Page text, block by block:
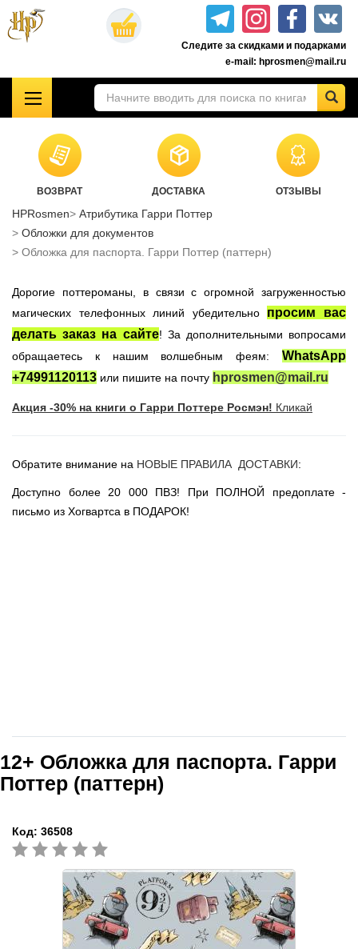
Перейти
Следите за скидками и подарками
e-mail: hprosmen@mail.ru
Комплекты книг о Гарри Поттере
Акционные товары к комплекту 7 книг Росмэн
Учебники Хогвартса
Настольные игры
Атрибутика Гарри Поттер
Новогодние игрушки
АКЦИИ САЙТА
Властелин Колец
Вселенная DC
Вселенная MARVEL
ВОЗВРАТ ДОСТАВКА ОТЗЫВЫ
HPRosmen
Атрибутика Гарри Поттер
Обложки для документов
Обложка для паспорта. Гарри Поттер (паттерн)
Дорогие поттероманы, в связи с огромной загруженностью
магических телефонных линий убедительно просим вас
делать заказ на сайте! За дополнительными вопросами
обращаетесь к нашим волшебным феям:
WhatsApp
+74991120113 или пишите на почту hprosmen@mail.ru
Акция -30% на книги о Гарри Поттере Росмэн! Кликай
Обратите внимание на НОВЫЕ ПРАВИЛА ДОСТАВКИ:
Доступно более 20 000 ПВЗ! При ПОЛНОЙ предоплате -
письмо из Хогвартса в ПОДАРОК!
Код: 36508
12+ Обложка для паспорта. Гарри
Поттер (паттерн)